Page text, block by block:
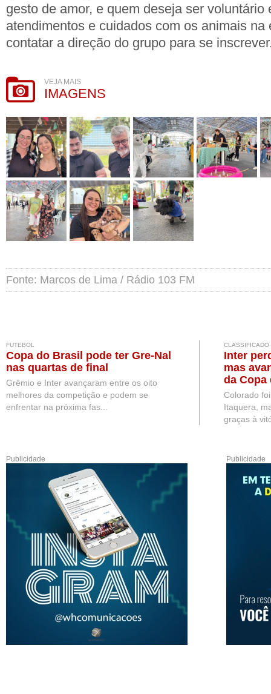
gesto de amor, e quem deseja ser voluntário
atendimentos e cuidados com os animais na
contatar a direção do grupo para se
VEJA MAIS
IMAGENS
Fonte: Marcos de Lima / Rádio 103 FM
FUTEBOL
Copa do Brasil pode ter Gre-Nal
nas quartas de final
Grêmio e Inter avançaram entre os oito
melhores da competição e podem se
enfrentar na próxima fas...
CLASSIFICADO
Inter
mas
da Copa
Colorado
Itaquera,
graças à
Publicidade Publicidade